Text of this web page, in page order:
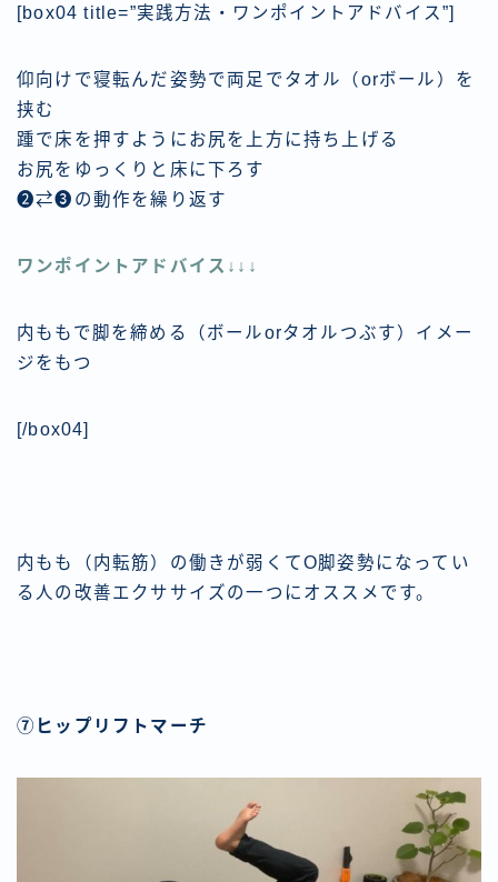
[box04 title=”実践方法・ワンポイントアドバイス”]
仰向けで寝転んだ姿勢で両足でタオル（orボール）を
挟む
踵で床を押すようにお尻を上方に持ち上げる
お尻をゆっくりと床に下ろす
❷⇄❸の動作を繰り返す
ワンポイントアドバイス↓↓↓
内ももで脚を締める（ボールorタオルつぶす）イメー
ジをもつ
[/box04]
内もも（内転筋）の働きが弱くてO脚姿勢になってい
る人の改善エクササイズの一つにオススメです。
⑦ヒップリフトマーチ